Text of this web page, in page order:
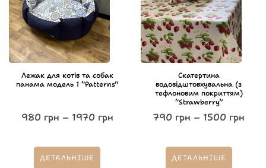
Лежак для котів та собак
панама модель 1 “Patterns”
980 грн – 1970 грн
ДЕТАЛЬНІШЕ
Скатертина
водовідштовхувальна (з
тефлоновим покриттям)
“Strawberry”
790 грн – 1500 грн
ДЕТАЛЬНІШЕ